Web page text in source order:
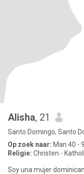
Alisha, 21
Santo Domingo, Santo
Op zoek naar: Man 40 -
Religie: Christen -
Soy una mujer